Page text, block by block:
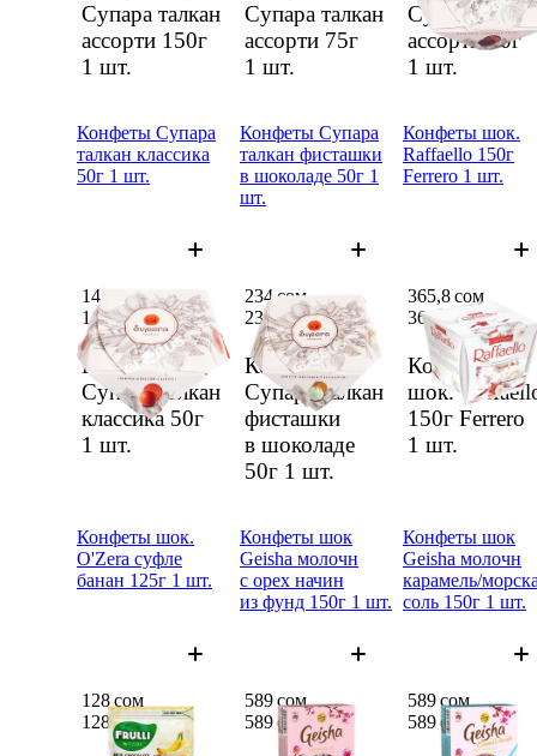
Супара талкан
ассор­ти 150г
1 шт.
Супара талкан
ассор­ти 75г
1 шт.
Супара
ассор­ти 50г
1 шт.
Конфе­ты Супара
талкан класси­ка
50г 1 шт.
Конфе­ты
Супара талкан
класси­ка 50г
1 шт.
142 сом
142 сом
Конфе­ты Супара
талкан фисташ­ки
в шокола­де 50г 1
шт.
Конфе­ты
Супара талкан
фисташ­ки
в шокола­де
50г 1 шт.
234 сом
234 сом
Конфе­ты шок.
Raffaello 150г
Ferrero 1 шт.
Конфе­ты
шок.
150г Ferrero
1 шт.
365,8 сом
365,8 сом
Конфе­ты шок.
O'Zera суфле
банан 125г 1 шт.
128 сом
128 сом
Конфе­ты шок
Geisha молочн
с орех начин
из фунд 150г 1 шт.
589 сом
589 сом
Конфе­ты шок
Geisha молочн
карамель/
соль 150г 1 шт.
589 сом
589 сом